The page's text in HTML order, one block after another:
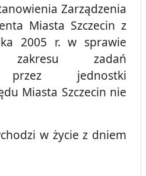
Zarządzenia
Miasta Szczecin z
2005 r. w sprawie
zakresu zadań
przez jednostki
Miasta Szczecin nie
w życie z dniem